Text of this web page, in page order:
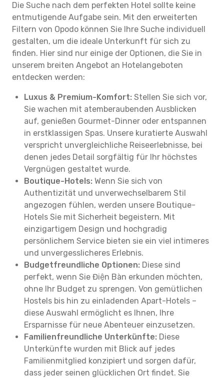
Die Suche nach dem perfekten Hotel sollte keine
entmutigende Aufgabe sein. Mit den erweiterten
Filtern von Opodo können Sie Ihre Suche individuell
gestalten, um die ideale Unterkunft für sich zu
finden. Hier sind nur einige der Optionen, die Sie in
unserem breiten Angebot an Hotelangeboten
entdecken werden:
Luxus & Premium-Komfort: Stellen Sie sich vor,
Sie wachen mit atemberaubenden Ausblicken
auf, genießen Gourmet-Dinner oder entspannen
in erstklassigen Spas. Unsere kuratierte Auswahl
verspricht unvergleichliche Reiseerlebnisse, bei
denen jedes Detail sorgfältig für Ihr höchstes
Vergnügen gestaltet wurde.
Boutique-Hotels: Wenn Sie sich von
Authentizität und unverwechselbarem Stil
angezogen fühlen, werden unsere Boutique-
Hotels Sie mit Sicherheit begeistern. Mit
einzigartigem Design und hochgradig
persönlichem Service bieten sie ein viel intimeres
und unvergesslicheres Erlebnis.
Budgetfreundliche Optionen: Diese sind
perfekt, wenn Sie Điện Bàn erkunden möchten,
ohne Ihr Budget zu sprengen. Von gemütlichen
Hostels bis hin zu einladenden Apart-Hotels –
diese Auswahl ermöglicht es Ihnen, Ihre
Ersparnisse für neue Abenteuer einzusetzen.
Familienfreundliche Unterkünfte: Diese
Unterkünfte wurden mit Blick auf jedes
Familienmitglied konzipiert und sorgen dafür,
dass jeder seinen glücklichen Ort findet. Sie